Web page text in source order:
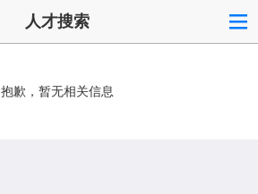
人才搜索
抱歉，暂无相关信息